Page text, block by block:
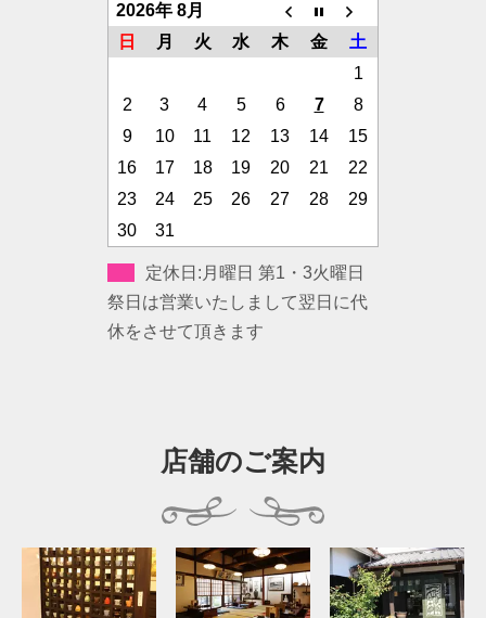
2026年 8月
日
月 火 水 木 金
土
1
2
3 4 5 6 7
8
9
10 11 12 13 14
15
16
17 18 19 20 21
22
23
24 25 26 27 28
29
30
31
定休日:月曜日 第1・3火曜日
祭日は営業いたしまして翌日に代
休をさせて頂きます
店舗のご案内